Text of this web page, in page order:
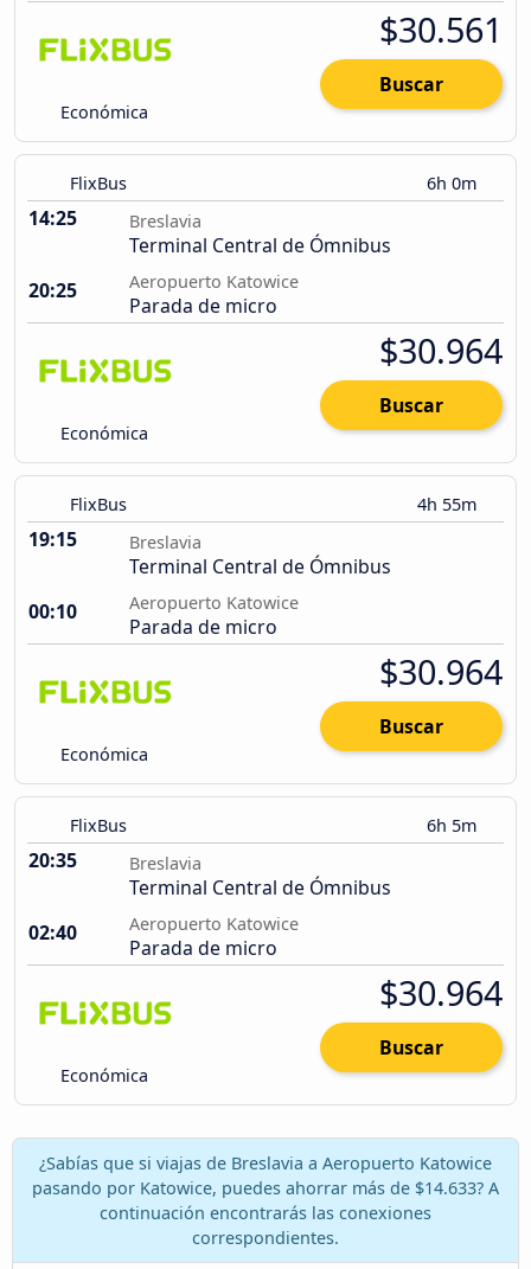
Económica
$30.561
Buscar
FlixBus 6h 0m
14:25 Breslavia
Terminal Central de Ómnibus
20:25
Aeropuerto Katowice
Parada de micro
Económica
$30.964
Buscar
FlixBus 4h 55m
19:15 Breslavia
Terminal Central de Ómnibus
00:10
Aeropuerto Katowice
Parada de micro
Económica
$30.964
Buscar
FlixBus 6h 5m
20:35 Breslavia
Terminal Central de Ómnibus
02:40
Aeropuerto Katowice
Parada de micro
Económica
$30.964
Buscar
¿Sabías que si viajas de Breslavia a Aeropuerto Katowice
pasando por Katowice, puedes ahorrar más de $14.633? A
continuación encontrarás las conexiones
correspondientes.